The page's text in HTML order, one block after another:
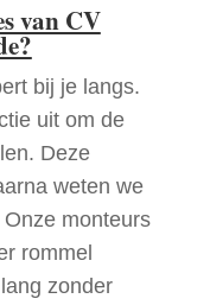
van CV
bij je langs.
uit om de
Deze
weten we
monteurs
rommel
zonder